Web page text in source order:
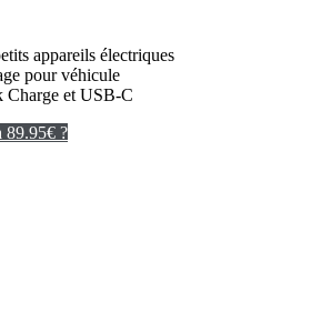
appareils électriques
pour véhicule
Charge et USB-C
89.95€ ?